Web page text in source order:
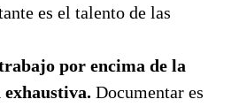
es el talento de las
por encima de la
Documentar es